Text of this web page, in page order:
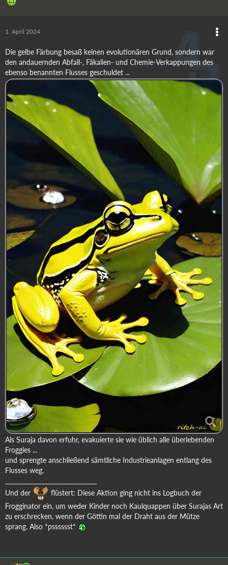
1. April 2024
Die gelbe Färbung besaß keinen evolutionären Grund, sondern war
den andauernden Abfall-, Fäkalien- und Chemie-Verkappungen des
ebenso benannten Flusses geschuldet ...
Als Suraja davon erfuhr, evakuierte sie wie üblich alle überlebenden
Froggies ...
und sprengte anschließend sämtliche Industrieanlagen entlang des
Flusses weg.
Und der
flüstert: Diese Aktion ging nicht ins Logbuch der
Frogginator ein, um weder Kinder noch Kaulquappen über Surajas Art
zu erschrecken, wenn der Göttin mal der Draht aus der Mütze
sprang. Also *psssssst*